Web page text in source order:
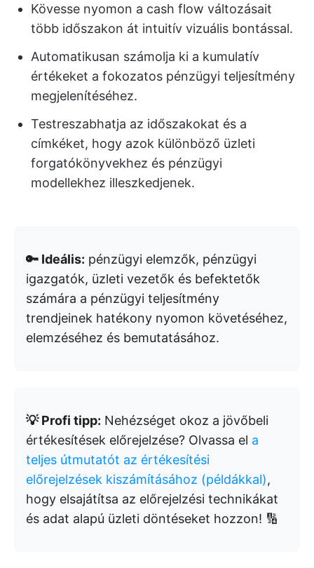
Kövesse nyomon a cash flow változásait
több időszakon át intuitív vizuális bontással.
Automatikusan számolja ki a kumulatív
értékeket a fokozatos pénzügyi teljesítmény
megjelenítéséhez.
Testreszabhatja az időszakokat és a
címkéket, hogy azok különböző üzleti
forgatókönyvekhez és pénzügyi
modellekhez illeszkedjenek.
🔑 Ideális: pénzügyi elemzők, pénzügyi
igazgatók, üzleti vezetők és befektetők
számára a pénzügyi teljesítmény
trendjeinek hatékony nyomon követéséhez,
elemzéséhez és bemutatásához.
💡 Profi tipp: Nehézséget okoz a jövőbeli
értékesítések előrejelzése? Olvassa el a
teljes útmutatót az értékesítési
előrejelzések kiszámításához (példákkal),
hogy elsajátítsa az előrejelzési technikákat
és adat alapú üzleti döntéseket hozzon! 🔢